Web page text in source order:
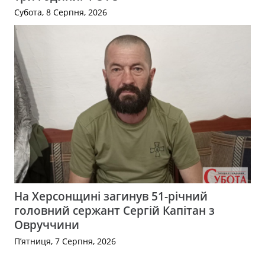
Субота, 8 Серпня, 2026
На Херсонщині загинув 51-річний
головний сержант Сергій Капітан з
Овруччини
П’ятниця, 7 Серпня, 2026